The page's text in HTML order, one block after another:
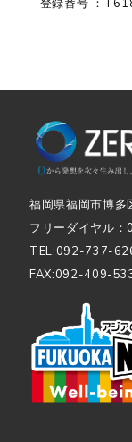
登録番号 ：
福岡県福岡市博
フリーダイヤル
TEL:092-737-
FAX:092-409-